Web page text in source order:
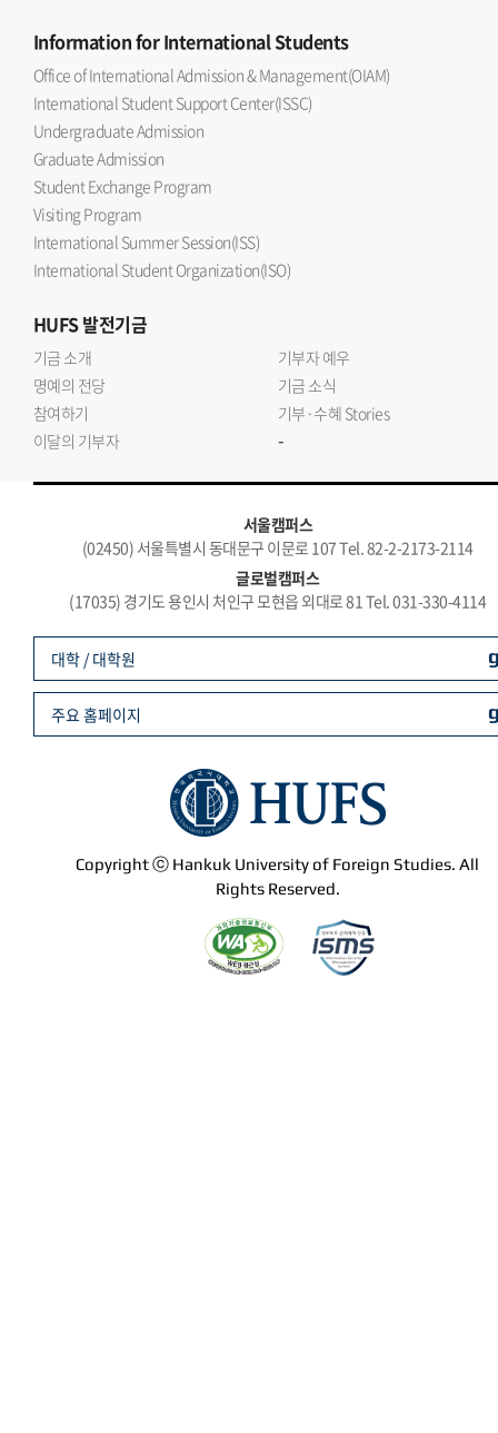
Informationfor International Students
Office of International Admission & Management(OIAM)
International Student Support Center(ISSC)
Undergraduate Admission
Graduate Admission
Student Exchange Program
Visiting Program
International Summer Session(ISS)
International Student Organization(ISO)
HUFS발전기금
기금 소개
기부자 예우
명예의 전당
기금 소식
참여하기
기부·수혜 Stories
이달의 기부자
-
서울캠퍼스
(02450) 서울특별시 동대문구 이문로 107 Tel. 82-2-2173-2114
글로벌캠퍼스
(17035) 경기도 용인시 처인구 모현읍 외대로 81 Tel. 031-330-4114
Copyright ⓒ Hankuk University of Foreign Studies. All
Rights Reserved.
대학 / 대학원
주요 홈페이지